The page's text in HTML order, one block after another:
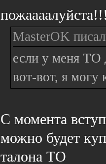
MasterOK
если у меня ТО
вот-вот, я могу
С момента
можно будет
талона ТО